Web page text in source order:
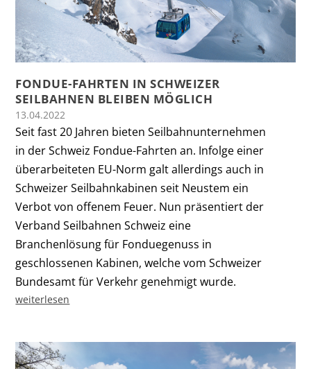
FONDUE-FAHRTEN IN SCHWEIZER
SEILBAHNEN BLEIBEN MÖGLICH
13.04.2022
Seit fast 20 Jahren bieten Seilbahnunternehmen
in der Schweiz Fondue-Fahrten an. Infolge einer
überarbeiteten EU-Norm galt allerdings auch in
Schweizer Seilbahnkabinen seit Neustem ein
Verbot von offenem Feuer. Nun präsentiert der
Verband Seilbahnen Schweiz eine
Branchenlösung für Fonduegenuss in
geschlossenen Kabinen, welche vom Schweizer
Bundesamt für Verkehr genehmigt wurde.
weiterlesen